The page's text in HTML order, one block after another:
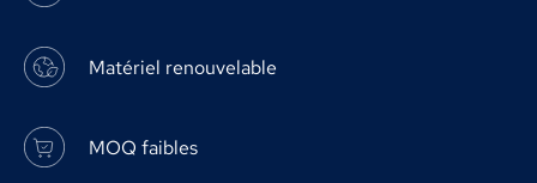
Matériel renouvelable
MOQ faibles